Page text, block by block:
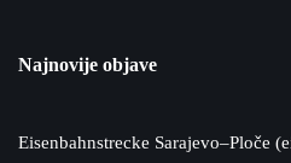
Najnovije objave
Eisenbahnstrecke Sarajevo–Ploče